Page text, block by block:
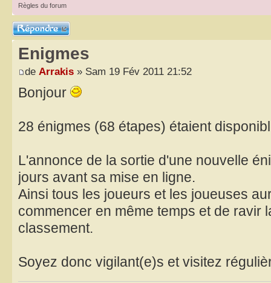
Règles du forum
Répondre
Enigmes
de Arrakis » Sam 19 Fév 2011 21:52
Bonjour
28 énigmes (68 étapes) étaient
L'annonce de la sortie d'une nouvelle
jours avant sa mise en ligne.
Ainsi tous les joueurs et les joueuses
commencer en même temps et de ravir
classement.
Soyez donc vigilant(e)s et visitez